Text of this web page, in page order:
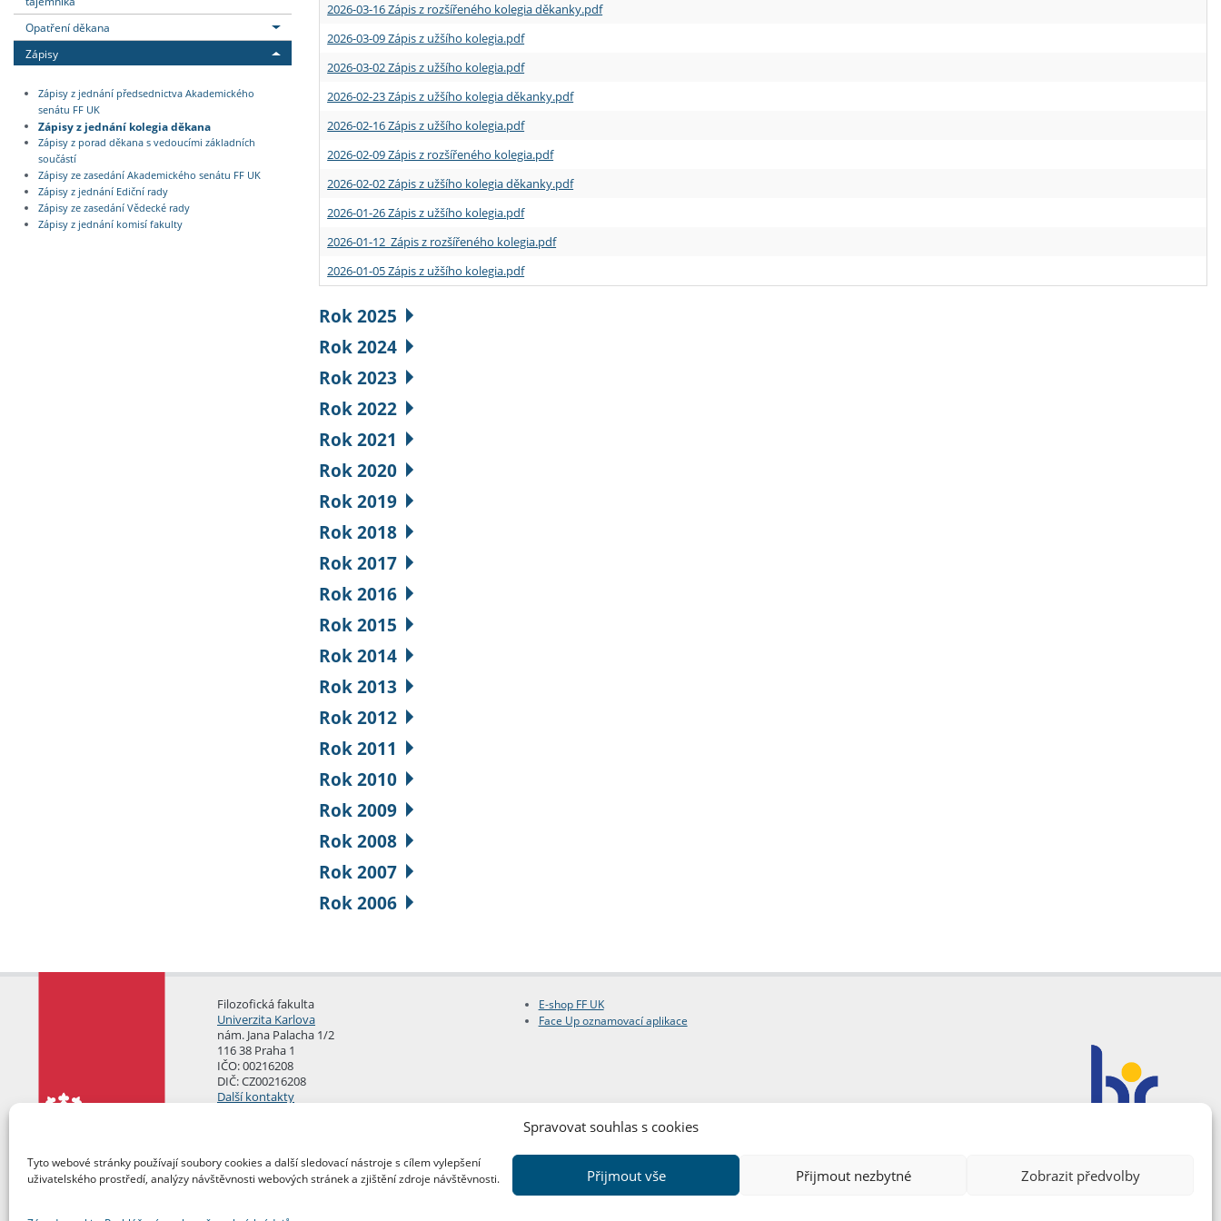
Spravovat souhlas s cookies
Tyto webové stránky používají soubory cookies a další sledovací nástroje s cílem vylepšení
uživatelského prostředí, analýzy návštěvnosti webových stránek a zjištění zdroje návštěvnosti.
Přijmout vše Přijmout nezbytné Zobrazit předvolby
Opatření děkana
Zápisy
Zápisy z jednání předsednictva Akademického
senátu FF UK
Zápisy z jednání kolegia děkana
Zápisy z porad děkana s vedoucími základních
součástí
Zápisy ze zasedání Akademického senátu FF UK
Zápisy z jednání Ediční rady
Zápisy ze zasedání Vědecké rady
Zápisy z jednání komisí fakulty
2026-03-16 Zápis z rozšířeného kolegia děkanky.pdf
2026-03-09 Zápis z užšího kolegia.pdf
2026-03-02 Zápis z užšího kolegia.pdf
2026-02-23 Zápis z užšího kolegia děkanky.pdf
2026-02-16 Zápis z užšího kolegia.pdf
2026-02-09 Zápis z rozšířeného kolegia.pdf
2026-02-02 Zápis z užšího kolegia děkanky.pdf
2026-01-26 Zápis z užšího kolegia.pdf
2026-01-12 Zápis z rozšířeného kolegia.pdf
2026-01-05 Zápis z užšího kolegia.pdf
Rok 2025
Rok 2024
Rok 2023
Rok 2022
Rok 2021
Rok 2020
Rok 2019
Rok 2018
Rok 2017
Rok 2016
Rok 2015
Rok 2014
Rok 2013
Rok 2012
Rok 2011
Rok 2010
Rok 2009
Rok 2008
Rok 2007
Rok 2006
Filozofická fakulta
Univerzita Karlova
nám. Jana Palacha 1/2
116 38 Praha 1
IČO: 00216208
DIČ: CZ00216208
Další kontakty
E-shop FF UK
Face Up oznamovací aplikace